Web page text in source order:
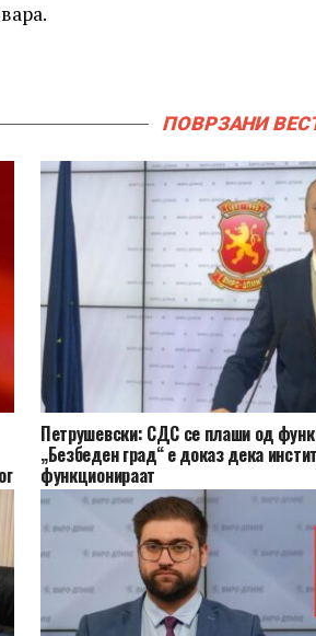
ПОВРЗАНИ
Петрушевски: СДС се плаши од
„Безбеден град“ е доказ дека
функционираат